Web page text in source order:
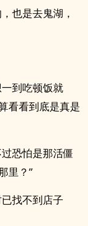
也是去鬼湖，
到吃顿饭就
看看到底是真是
恐怕是那活僵
里？”
找不到店子